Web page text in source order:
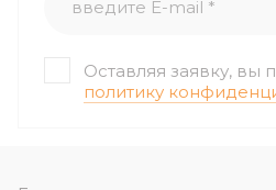
Оставляя заявку, вы
политику